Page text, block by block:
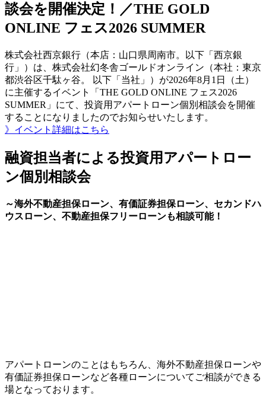
談会を開催決定！／THE GOLD
ONLINE フェス2026 SUMMER
株式会社西京銀行（本店：山口県周南市。以下「西京銀
行」）は、株式会社幻冬舎ゴールドオンライン（本社：東京
都渋谷区千駄ヶ谷。 以下「当社」）が2026年8月1日（土）
に主催するイベント「THE GOLD ONLINE フェス2026
SUMMER」にて、投資用アパートローン個別相談会を開催
することになりましたのでお知らせいたします。
》イベント詳細はこちら
融資担当者による投資用アパートロー
ン個別相談会
～海外不動産担保ローン、有価証券担保ローン、セカンドハ
ウスローン、不動産担保フリーローンも相談可能！
アパートローンのことはもちろん、海外不動産担保ローンや
有価証券担保ローンなど各種ローンについてご相談ができる
場となっております。